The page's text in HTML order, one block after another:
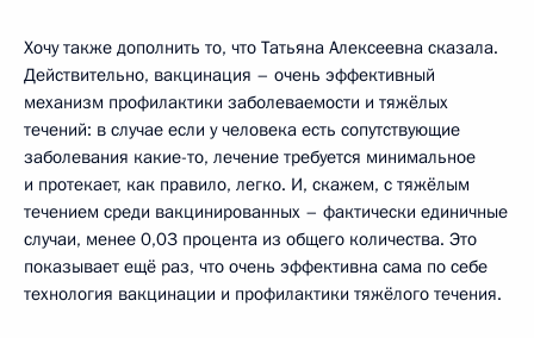
Хочу также дополнить то, что Татьяна Алексеевна сказала.
Действительно, вакцинация – очень эффективный
механизм профилактики заболеваемости и тяжёлых
течений: в случае если у человека есть сопутствующие
заболевания какие-то, лечение требуется минимальное
и протекает, как правило, легко. И, скажем, с тяжёлым
течением среди вакцинированных – фактически единичные
случаи, менее 0,03 процента из общего количества. Это
показывает ещё раз, что очень эффективна сама по себе
технология вакцинации и профилактики тяжёлого течения.